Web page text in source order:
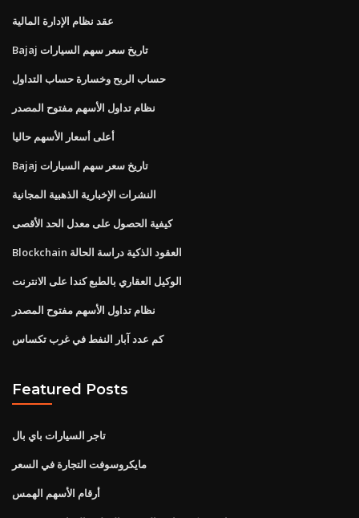
عقد نظام الإدارة المالية
Bajaj تاريخ سعر سهم السيارات
حساب الربح وخسارة حساب التداول
نظام تداول الأسهم مفتوح المصدر
أعلى أسعار الأسهم حاليا
Bajaj تاريخ سعر سهم السيارات
النشرات الإخبارية الذهبية المجانية
كيفية الحصول على معدل الحد الأقصى
Blockchain العقود الذكية دراسة الحالة
الوكيل العقاري بالطبع كندا على الانترنت
نظام تداول الأسهم مفتوح المصدر
كم عدد آبار النفط في غرب تكساس
Featured Posts
تاجر السيارات باي بال
مايكروسوفت التجارة في السعر
أرقام الأسهم الهمس